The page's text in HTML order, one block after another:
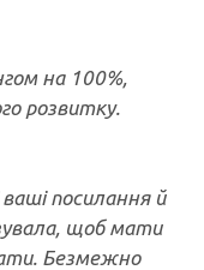
на 100%,
розвитку.
посилання й
щоб мати
Безмежно